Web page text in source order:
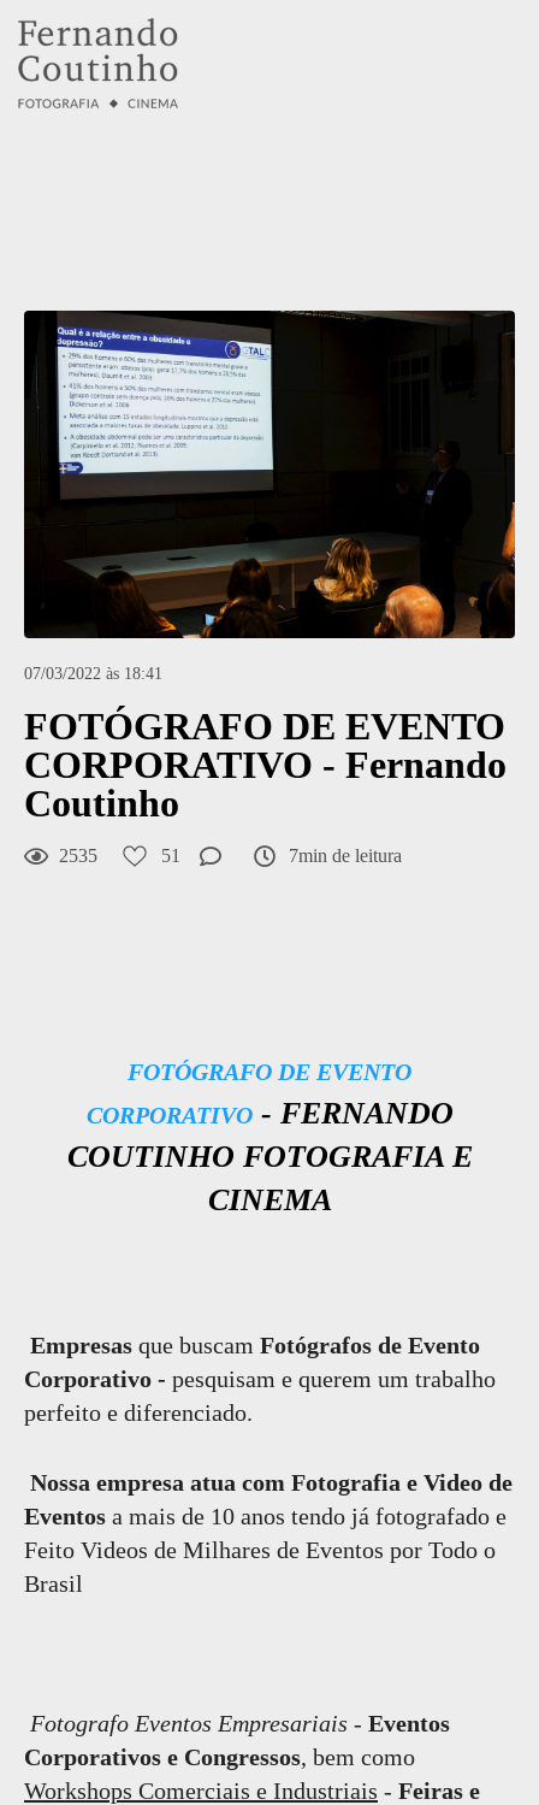
07/03/2022 às 18:41
FOTÓGRAFO DE EVENTO
CORPORATIVO - Fernando
Coutinho
2535 51 7min de leitura
FOTÓGRAFO DE EVENTO
CORPORATIVO- FERNANDO
COUTINHO FOTOGRAFIA E
CINEMA
Empresas que buscam Fotógrafos de Evento
Corporativo - pesquisam e querem um trabalho
perfeito e diferenciado.
Nossa empresa atua com Fotografia e Video de
Eventos a mais de 10 anos tendo já fotografado e
Feito Videos de Milhares de Eventos por Todo o
Brasil
Fotografo Eventos Empresariais - Eventos
Corporativos e Congressos, bem como
Workshops Comerciais e Industriais - Feiras e